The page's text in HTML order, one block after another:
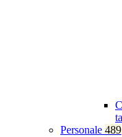
Personale 489